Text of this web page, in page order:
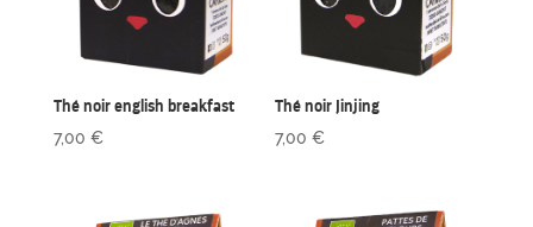
Thé noir english breakfast
7,00 €
Thé noir Jinjing
7,00€